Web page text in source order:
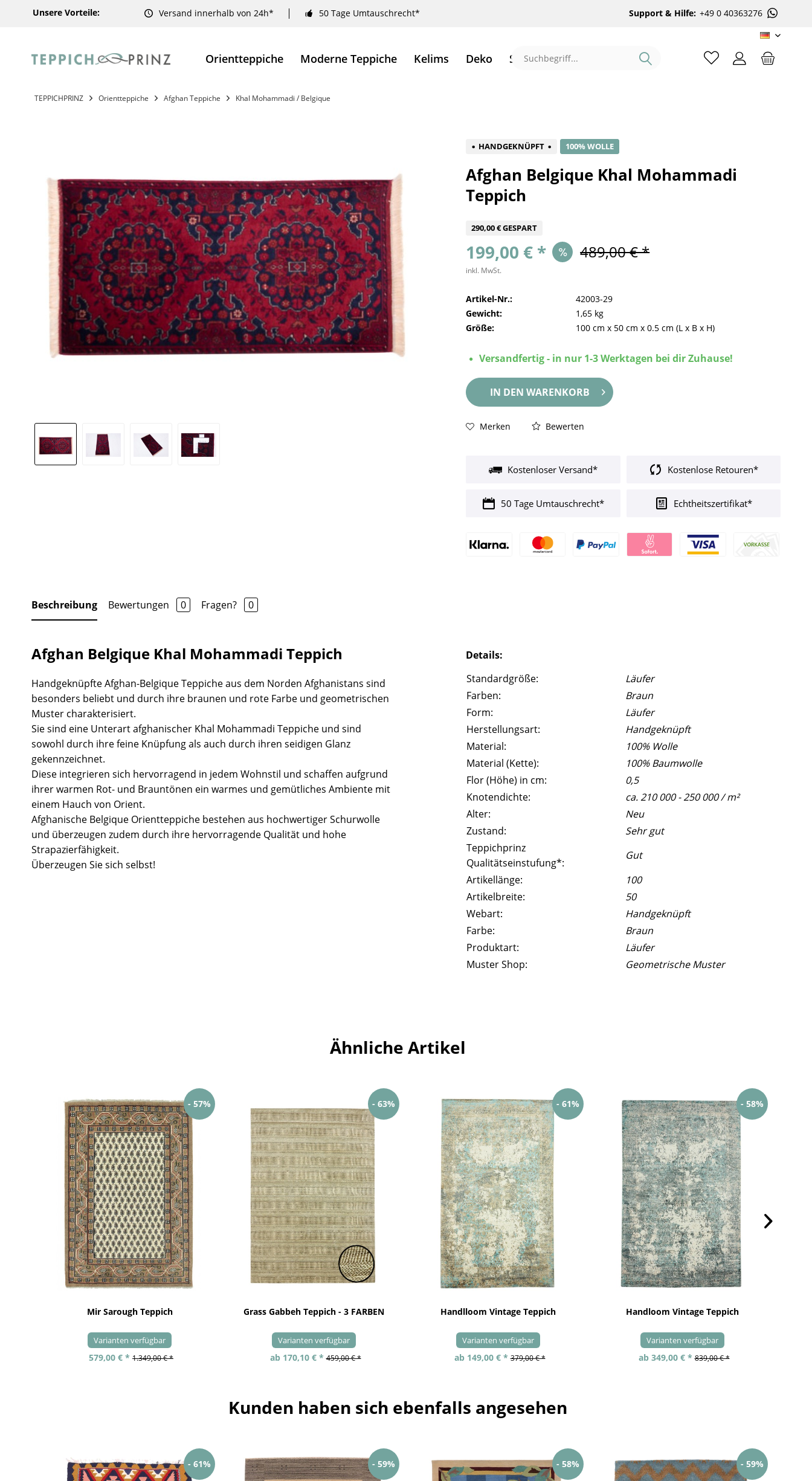
Unsere Vorteile: Versand innerhalb von 24h* 50 Tage Umtauschrecht* Support & Hilfe: +49 0 40363276
DE
Orientteppiche Moderne Teppiche Kelims Deko Sale %
TEPPICHPRINZ Orientteppiche Afghan Teppiche Khal Mohammadi / Belgique
HANDGEKNÜPFT 100% WOLLE
Afghan Belgique Khal Mohammadi
Teppich
290,00 € GESPART
199,00 € * 489,00 € *
inkl. MwSt.
Artikel-Nr.:
42003-29
Gewicht:
1,65 kg
Größe:
100 cm x 50 cm x0.5 cm (L x B x H)
Versandfertig - in nur 1-3 Werktagen bei dir Zuhause!
IN DEN WARENKORB
Merken Bewerten
Kostenloser Versand* Kostenlose Retouren*
50 Tage Umtauschrecht* Echtheitszertifikat*
Beschreibung Bewertungen 0 Fragen? 0
Afghan Belgique Khal Mohammadi Teppich
Handgeknüpfte Afghan-Belgique Teppiche aus dem Norden Afghanistans sind
besonders beliebt und durch ihre braunen und rote Farbe und geometrischen
Muster charakterisiert.
Sie sind eine Unterart afghanischer Khal Mohammadi Teppiche und sind
sowohl durch ihre feine Knüpfung als auch durch ihren seidigen Glanz
gekennzeichnet.
Diese integrieren sich hervorragend in jedem Wohnstil und schaffen aufgrund
ihrer warmen Rot- und Brauntönen ein warmes und gemütliches Ambiente mit
einem Hauch von Orient.
Afghanische Belgique Orientteppiche bestehen aus hochwertiger Schurwolle
und überzeugen zudem durch ihre hervorragende Qualität und hohe
Strapazierfähigkeit.
Überzeugen Sie sich selbst!
Details:
Standardgröße:
Läufer
Farben:
Braun
Form:
Läufer
Herstellungsart:
Handgeknüpft
Material:
100% Wolle
Material (Kette):
100% Baumwolle
Flor (Höhe) in cm:
0,5
Knotendichte:
ca. 210 000 - 250 000 / m²
Alter:
Neu
Zustand:
Sehr gut
Teppichprinz
Qualitätseinstufung*:
Gut
Artikellänge:
100
Artikelbreite:
50
Webart:
Handgeknüpft
Farbe:
Braun
Produktart:
Läufer
Muster Shop:
Geometrische Muster
Ähnliche Artikel
- 57%
Mir Sarough Teppich
Varianten verfügbar
579,00 € * 1.349,00 € *
- 63%
Grass Gabbeh Teppich - 3 FARBEN
Varianten verfügbar
ab 170,10 € * 459,00 € *
- 61%
Handlloom Vintage Teppich
Varianten verfügbar
ab 149,00 € * 379,00 € *
- 58%
Handloom Vintage Teppich
Varianten verfügbar
ab 349,00 € * 839,00 € *
Kunden haben sich ebenfalls angesehen
- 61% - 59% - 58% - 59%